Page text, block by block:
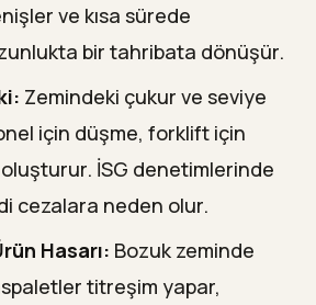
ve kısa sürede
bir tahribata dönüşür.
Zemindeki çukur ve seviye
için düşme, forklift için
İSG denetimlerinde
cezalara neden olur.
Hasarı: Bozuk zeminde
titreşim yapar,